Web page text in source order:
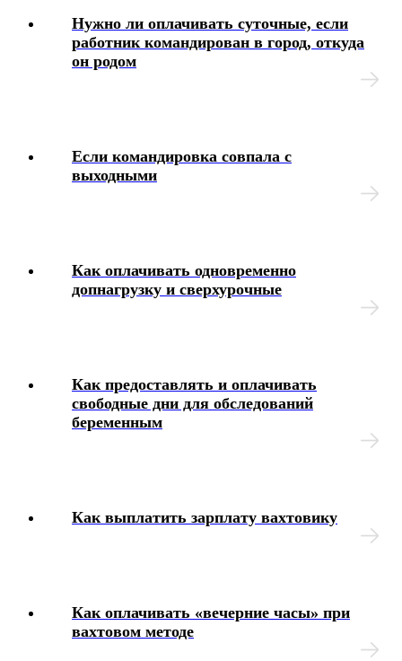
Нужно ли оплачивать суточные, если
работник командирован в город, откуда
он родом
Если командировка совпала с
выходными
Как оплачивать одновременно
допнагрузку и сверхурочные
Как предоставлять и оплачивать
свободные дни для обследований
беременным
Как выплатить зарплату вахтовику
Как оплачивать «вечерние часы» при
вахтовом методе